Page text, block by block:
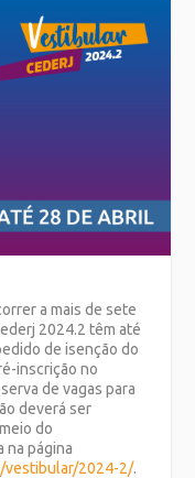
a mais de sete
2024.2 têm até
de isenção do
inscrição no
de vagas para
deverá ser
do
na página
vestibular/2024-2/.